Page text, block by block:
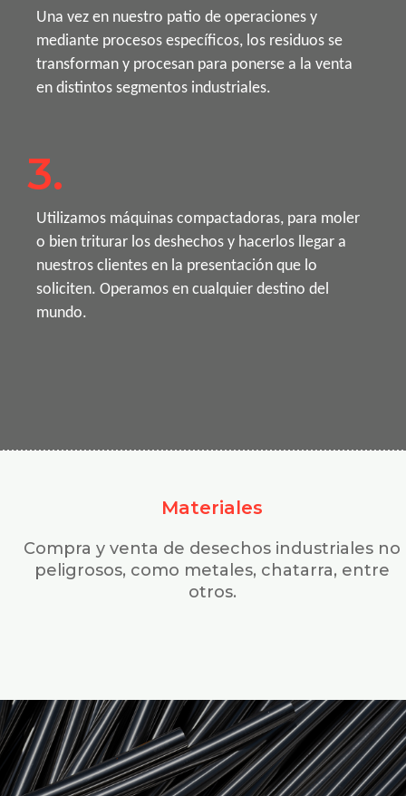
Una vez en nuestro patio de operaciones y
mediante procesos específicos, los residuos se
transforman y procesan para ponerse a la venta
en distintos segmentos industriales.
3.
Utilizamos máquinas compactadoras, para moler
o bien triturar los deshechos y hacerlos llegar a
nuestros clientes en la presentación que lo
soliciten. Operamos en cualquier destino del
mundo.
Materiales
Compra y venta de desechos industriales no
peligrosos, como metales, chatarra, entre
otros.